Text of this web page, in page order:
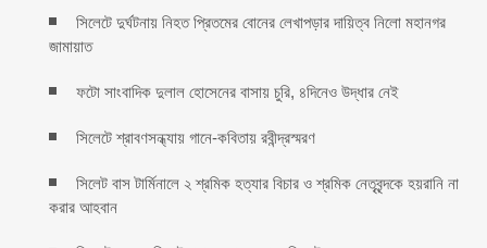
সিলেটে দুর্ঘটনায় নিহত প্রিতমের বোনের লেখাপড়ার দায়িত্ব নিলো মহানগর
জামায়াত
ফটো সাংবাদিক দুলাল হোসেনের বাসায় চুরি, ৪দিনেও উদ্ধার নেই
সিলেটে শ্রাবণসন্ধ্যায় গানে-কবিতায় রবীন্দ্রস্মরণ
সিলেট বাস টার্মিনালে ২ শ্রমিক হত্যার বিচার ও শ্রমিক নেতৃবৃন্দকে হয়রানি না
করার আহবান